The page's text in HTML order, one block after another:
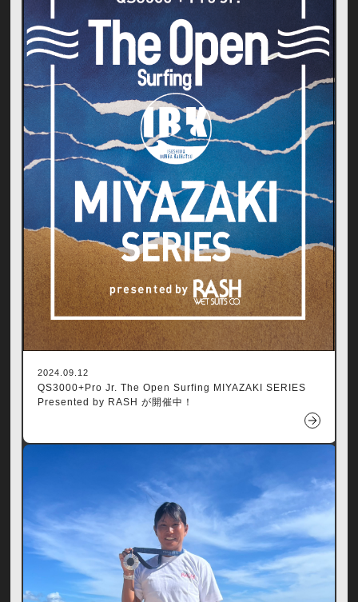
2024.09.12
QS3000+Pro Jr. The Open Surfing MIYAZAKI SERIES
Presented by RASH が開催中！